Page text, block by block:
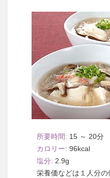
15 ～ 20
96
2.9
１人分